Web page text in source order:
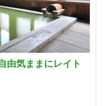
気ままにレイト